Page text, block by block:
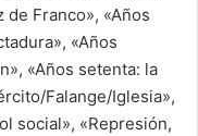
de Franco», «Años
«Años
«Años setenta: la
Falange/Iglesia»,
social», «Represión,